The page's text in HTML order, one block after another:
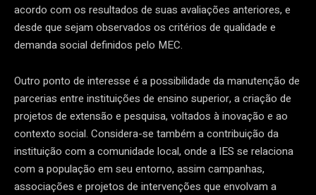
acordo com os resultados de suas avaliações anteriores, e
desde que sejam observados os critérios de qualidade e
demanda social definidos pelo MEC.
Outro ponto de interesse é a possibilidade da manutenção de
parcerias entre instituições de ensino superior, a criação de
projetos de extensão e pesquisa, voltados à inovação e ao
contexto social. Considera-se também a contribuição da
instituição com a comunidade local, onde a IES se relaciona
com a população em seu entorno, assim campanhas,
associações e projetos de intervenções que envolvam a